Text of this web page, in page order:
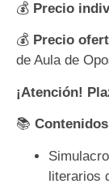
💰 Precio
💰 Precio
de Aula de
¡Atención!
📚 Contenidos
literarios